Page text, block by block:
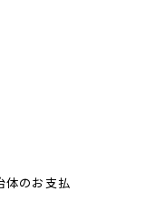
体のお支払